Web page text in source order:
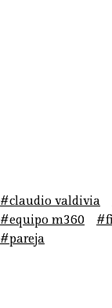
#claudio valdivia
#equipo m360
#pareja